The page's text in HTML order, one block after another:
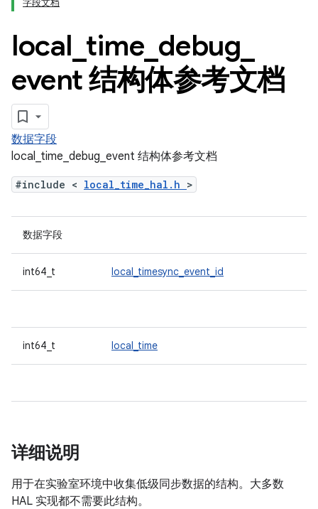
字段文档
local time debug
event 结构体参考文档
数据字段
local_time_debug_event 结构体参考文档
#include < local_time_hal.h >
数据字段
int64_t local_timesync_event_id
int64_t local_time
详细说明
用于在实验室环境中收集低级同步数据的结构。大多数
HAL 实现都不需要此结构。